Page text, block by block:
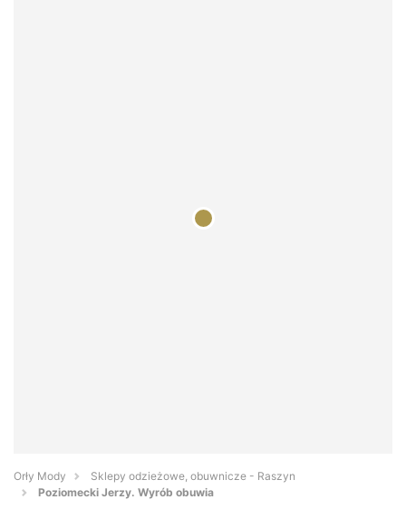
Orły Mody
Sklepy odzieżowe, obuwnicze - Raszyn
Poziomecki Jerzy. Wyrób obuwia